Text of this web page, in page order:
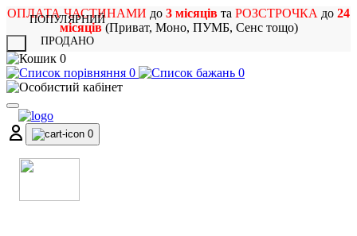
ОПЛАТА ЧАСТИНАМИ до 3 місяців та РОЗСТРОЧКА до 24
місяців(Приват, Моно, ПУМБ, Сенс тощо)
0
0
0
0
ПОПУЛЯРНИЙ
ПРОДАНО